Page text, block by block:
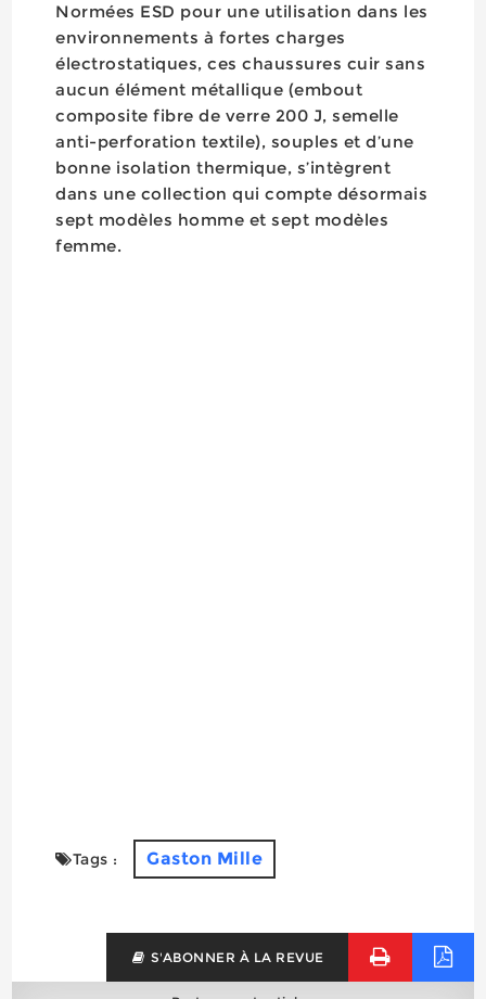
Normées ESD pour une utilisation dans les
environnements à fortes charges
électrostatiques, ces chaussures cuir sans
aucun élément métallique (embout
composite fibre de verre 200 J, semelle
anti-perforation textile), souples et d’une
bonne isolation thermique, s’intègrent
dans une collection qui compte désormais
sept modèles homme et sept modèles
femme.
Tags : Gaston Mille
S'ABONNER À LA REVUE